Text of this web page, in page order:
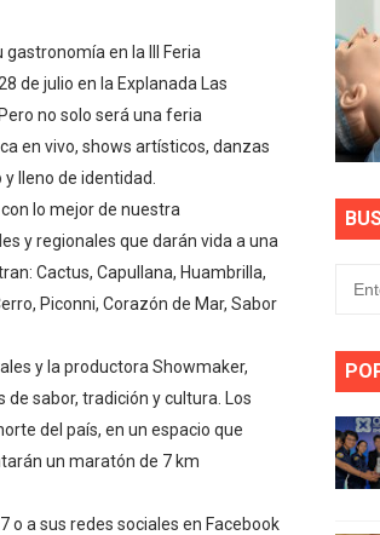
DIPUTADO "POR LA PACIFICACIÓN
en la III Feria
de julio en la Explanada Las
no solo será una feria
en vivo, shows artísticos, danzas
lleno de identidad.
lo mejor de nuestra
y regionales que darán vida a una
Cactus, Capullana, Huambrilla,
Piconni, Corazón de Mar, Sabor
y la productora Showmaker,
sabor, tradición y cultura. Los
del país, en un espacio que
un maratón de 7 km
a sus redes sociales en Facebook